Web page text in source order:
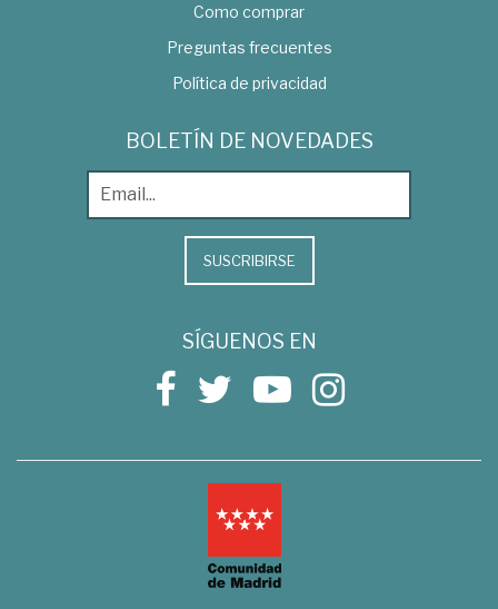
Como comprar
Preguntas frecuentes
Política de privacidad
BOLETÍN DE NOVEDADES
SUSCRIBIRSE
SÍGUENOS EN